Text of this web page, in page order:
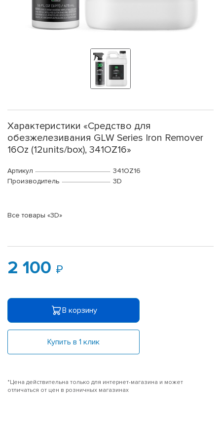
Характеристики «Средство для
обезжелезивания GLW Series Iron Remover
16Oz (12units/box), 341OZ16»
Артикул
341OZ16
Производитель
3D
Все товары «3D»
2 100
В корзину
Купить в 1 клик
*Цена действительна только для интернет-магазина и может
отличаться от цен в розничных магазинах